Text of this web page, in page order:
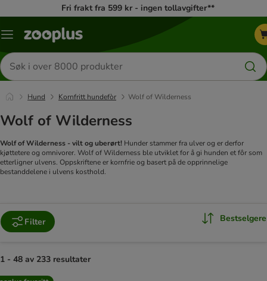
Fri frakt fra 599 kr - ingen tollavgifter**
Katalogmeny
Søk
etter
produkter
Hund Kornfritt hundefòr Wolf of Wilderness
Wolf of Wilderness
Wolf of Wilderness - vilt og uberørt! Hunder stammer fra ulver og er derfor
kjøttetere og omnivorer. Wolf of Wilderness ble utviklet for å gi hunden et fôr som
etterligner ulvens. Oppskriftene er kornfrie og basert på de opprinnelige
bestanddelene i ulvens kosthold.
Filter Bestselgere
1 - 48 av 233 resultater
product items have been changed